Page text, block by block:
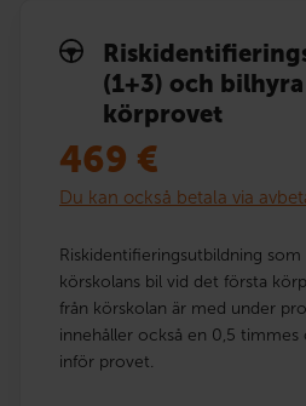
(1+3) och
körprovet
469 €
Du kan också betala via
Riskidentifieringsutbildning
körskolans bil vid det första
från körskolan är med under
innehåller också en 0,5
inför provet.